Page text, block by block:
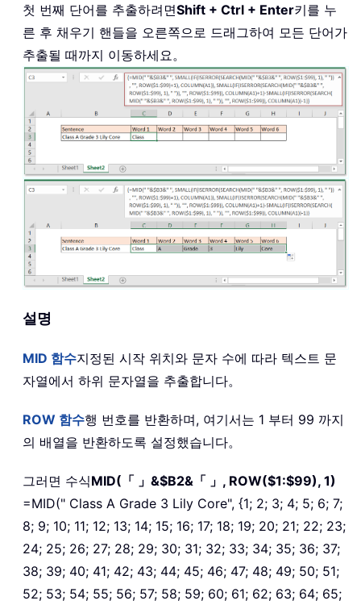
첫 번째 단어를 추출하려면Shift + Ctrl + Enter키를 누
른 후 채우기 핸들을 오른쪽으로 드래그하여 모든 단어가
추출될 때까지 이동하세요。
설명
MID 함수지정된 시작 위치와 문자 수에 따라 텍스트 문
자열에서 하위 문자열을 추출합니다。
ROW 함수행 번호를 반환하며, 여기서는 1 부터 99 까지
의 배열을 반환하도록 설정했습니다。
그러면 수식MID(「 」&$B2&「 」, ROW($1:$99), 1)
=MID(" Class A Grade 3 Lily Core", {1; 2; 3; 4; 5; 6; 7;
8; 9; 10; 11; 12; 13; 14; 15; 16; 17; 18; 19; 20; 21; 22; 23;
24; 25; 26; 27; 28; 29; 30; 31; 32; 33; 34; 35; 36; 37;
38; 39; 40; 41; 42; 43; 44; 45; 46; 47; 48; 49; 50; 51;
52; 53; 54; 55; 56; 57; 58; 59; 60; 61; 62; 63; 64; 65;